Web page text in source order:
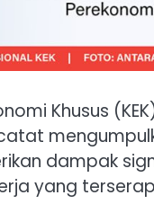
Khusus
dampak
yang